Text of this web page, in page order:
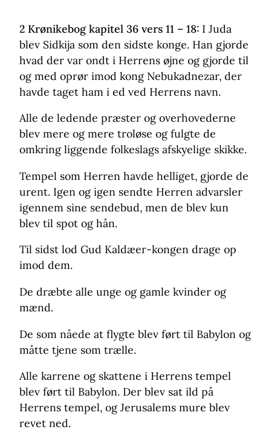
2 Krønikebog kapitel 36 vers 11 – 18: I Juda
blev Sidkija som den sidste konge. Han gjorde
hvad der var ondt i Herrens øjne og gjorde til
og med oprør imod kong Nebukadnezar, der
havde taget ham i ed ved Herrens navn.
Alle de ledende præster og overhovederne
blev mere og mere troløse og fulgte de
omkring liggende folkeslags afskyelige skikke.
Tempel som Herren havde helliget, gjorde de
urent. Igen og igen sendte Herren advarsler
igennem sine sendebud, men de blev kun
blev til spot og hån.
Til sidst lod Gud Kaldæer-kongen drage op
imod dem.
De dræbte alle unge og gamle kvinder og
mænd.
De som nåede at flygte blev ført til Babylon og
måtte tjene som trælle.
Alle karrene og skattene i Herrens tempel
blev ført til Babylon. Der blev sat ild på
Herrens tempel, og Jerusalems mure blev
revet ned.